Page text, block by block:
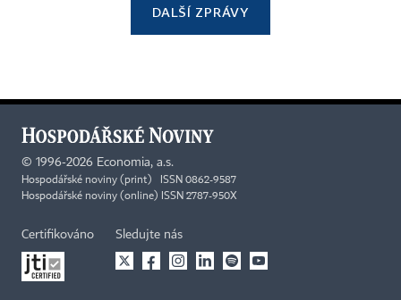
DALŠÍ ZPRÁVY
© 1996-2026 Economia, a.s.
Hospodářské noviny (print) ISSN 0862-9587
Hospodářské noviny (online) ISSN 2787-950X
Certifikováno Sledujte nás